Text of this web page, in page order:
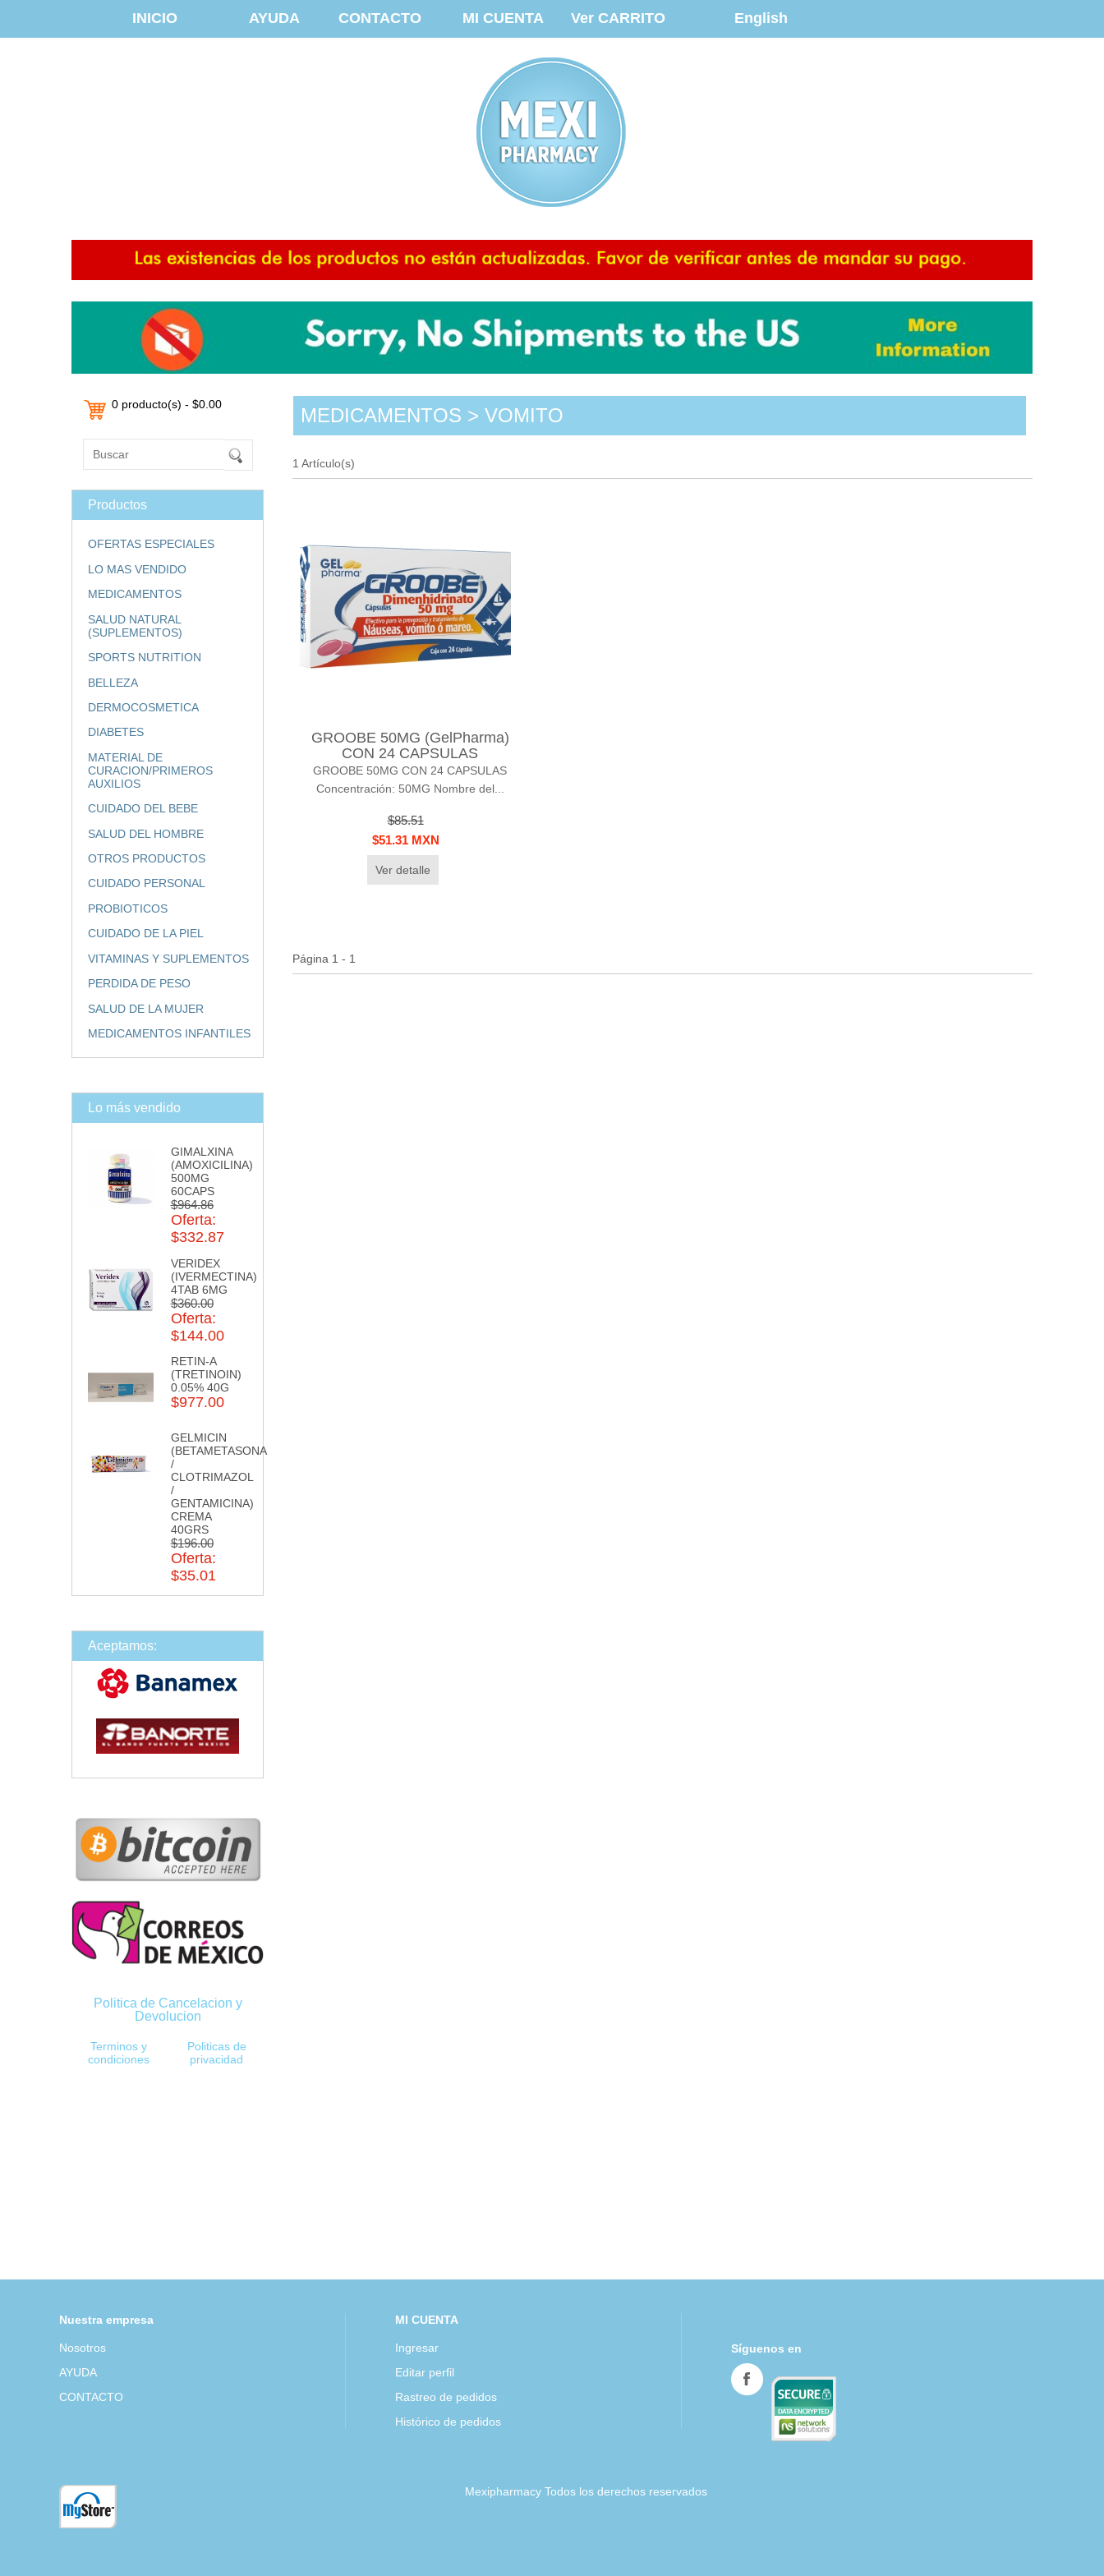
INICIO AYUDA CONTACTO MI CUENTA Ver CARRITO English
0 producto(s) - $0.00
Productos
OFERTAS ESPECIALES
LO MAS VENDIDO
MEDICAMENTOS
SALUD NATURAL
(SUPLEMENTOS)
SPORTS NUTRITION
BELLEZA
DERMOCOSMETICA
DIABETES
MATERIAL DE
CURACION/PRIMEROS
AUXILIOS
CUIDADO DEL BEBE
SALUD DEL HOMBRE
OTROS PRODUCTOS
CUIDADO PERSONAL
PROBIOTICOS
CUIDADO DE LA PIEL
VITAMINAS Y SUPLEMENTOS
PERDIDA DE PESO
SALUD DE LA MUJER
MEDICAMENTOS INFANTILES
Lo más vendido
GIMALXINA
(AMOXICILINA)
500MG
60CAPS
$964.86
Oferta:
$332.87
VERIDEX
(IVERMECTINA)
4TAB 6MG
$360.00
Oferta:
$144.00
RETIN-A
(TRETINOIN)
0.05% 40G
$977.00
GELMICIN
(BETAMETASONA
/
CLOTRIMAZOL
/
GENTAMICINA)
CREMA
40GRS
$196.00
Oferta:
$35.01
Aceptamos:
Politica de Cancelacion y
Devolucion
Terminos y
condiciones
Politicas de
privacidad
MEDICAMENTOS > VOMITO
1 Artículo(s)
GROOBE 50MG (GelPharma)
CON 24 CAPSULAS
GROOBE 50MG CON 24 CAPSULAS
Concentración: 50MG Nombre del...
$85.51
$51.31 MXN
Ver detalle
Página 1 - 1
Nuestra empresa
Nosotros
AYUDA
CONTACTO
MI CUENTA
Ingresar
Editar perfil
Rastreo de pedidos
Histórico de pedidos
Síguenos en
Mexipharmacy Todos los derechos reservados